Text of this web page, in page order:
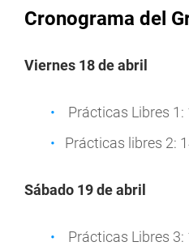
Cronograma del
Viernes 18 de abril
Prácticas Libres
Prácticas libres 2:
Sábado 19 de abril
Prácticas Libres